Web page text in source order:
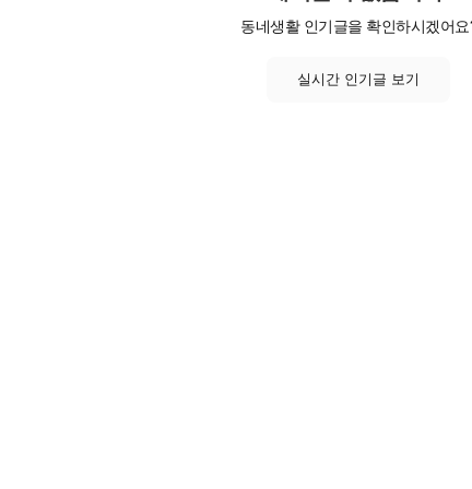
동네생활 인기글을 확인하시겠어요
실시간 인기글 보기